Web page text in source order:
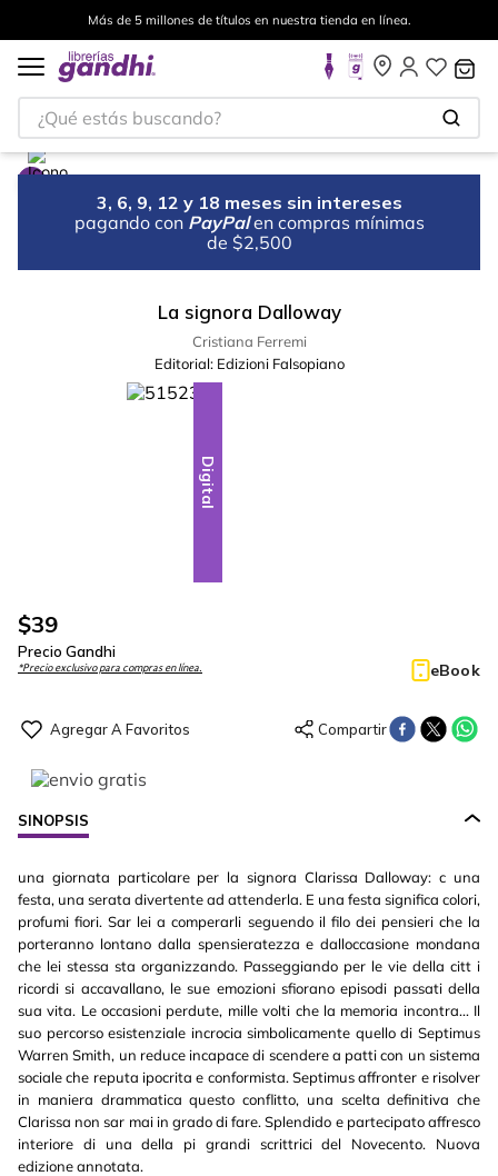
Más de 5 millones de títulos en nuestra tienda en línea.
¿Qué estás buscando?
3, 6, 9, 12 y 18 meses sin intereses
pagando con PayPal en compras mínimas
de $2,500
La signora Dalloway
Cristiana Ferremi
Editorial: Edizioni Falsopiano
Digital
$39
Precio Gandhi
*Precio exclusivo para compras en línea. eBook
SINOPSIS
una giornata particolare per la signora Clarissa Dalloway: c una
festa, una serata divertente ad attenderla. E una festa significa colori,
profumi fiori. Sar lei a comperarli seguendo il filo dei pensieri che la
porteranno lontano dalla spensieratezza e dalloccasione mondana
che lei stessa sta organizzando. Passeggiando per le vie della citt i
ricordi si accavallano, le sue emozioni sfiorano episodi passati della
sua vita. Le occasioni perdute, mille volti che la memoria incontra... Il
suo percorso esistenziale incrocia simbolicamente quello di Septimus
Warren Smith, un reduce incapace di scendere a patti con un sistema
sociale che reputa ipocrita e conformista. Septimus affronter e risolver
in maniera drammatica questo conflitto, una scelta definitiva che
Clarissa non sar mai in grado di fare. Splendido e partecipato affresco
interiore di una della pi grandi scrittrici del Novecento. Nuova
edizione annotata.